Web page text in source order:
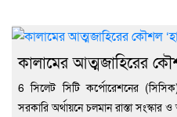
কালামের আত্মজাহিরের
6 সিলেট সিটি কর্পোরেশনের
সরকারি অর্থায়নে চলমান রাস্তা